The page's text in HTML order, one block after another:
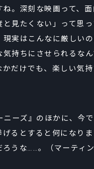
ね。深刻な映画って、
と見たくない」って思
現実はこんなに厳しい
持ちにさせられるな
かだけでも、楽しい気
ニーズ』のほかに、今
るとすると何になりま
うな……。（マーティ